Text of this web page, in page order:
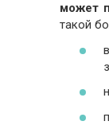
может
такой